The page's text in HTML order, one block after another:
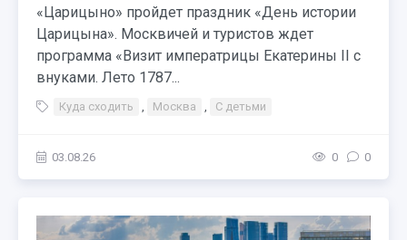
«Царицыно» пройдет праздник «День истории
Царицына». Москвичей и туристов ждет
программа «Визит императрицы Екатерины II с
внуками. Лето 1787...
Куда сходить , Москва , С детьми
03.08.26 0 0